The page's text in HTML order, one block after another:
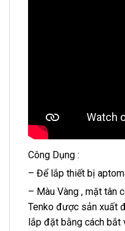
Công Dụng :
– Để lắp thiết bị
– Màu Vàng , mặt tân
Tenko được sản xuất
lắp đặt bằng cách bắt